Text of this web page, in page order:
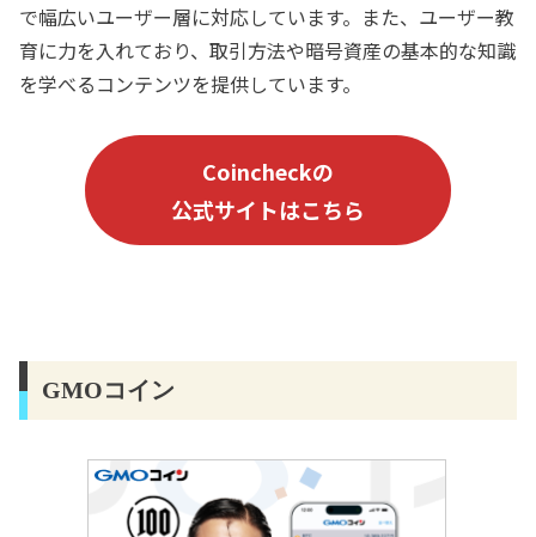
で幅広いユーザー層に対応しています。また、ユーザー教
育に力を入れており、取引方法や暗号資産の基本的な知識
を学べるコンテンツを提供しています。
Coincheckの
公式サイトはこちら
GMOコイン